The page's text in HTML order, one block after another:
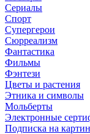
Сериалы
Спорт
Супергерои
Сюрреализм
Фантастика
Фильмы
Фэнтези
Цветы и растения
Этника и символы
Мольберты
Электронные
Подписка на